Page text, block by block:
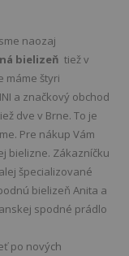
naozaj
bielizeň tiež v
máme štyri
a značkový obchod
dve v Brne. To je
Pre nákup Vám
bielizne. Zákazníčku
špecializované
bielizeň Anita a
spodné prádlo
po nových